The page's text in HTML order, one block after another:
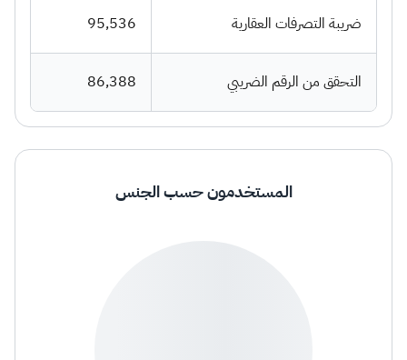
ضريبة التصرفات العقارية 95,536
التحقق من الرقم الضريبي 86,388
المستخدمون حسب الجنس